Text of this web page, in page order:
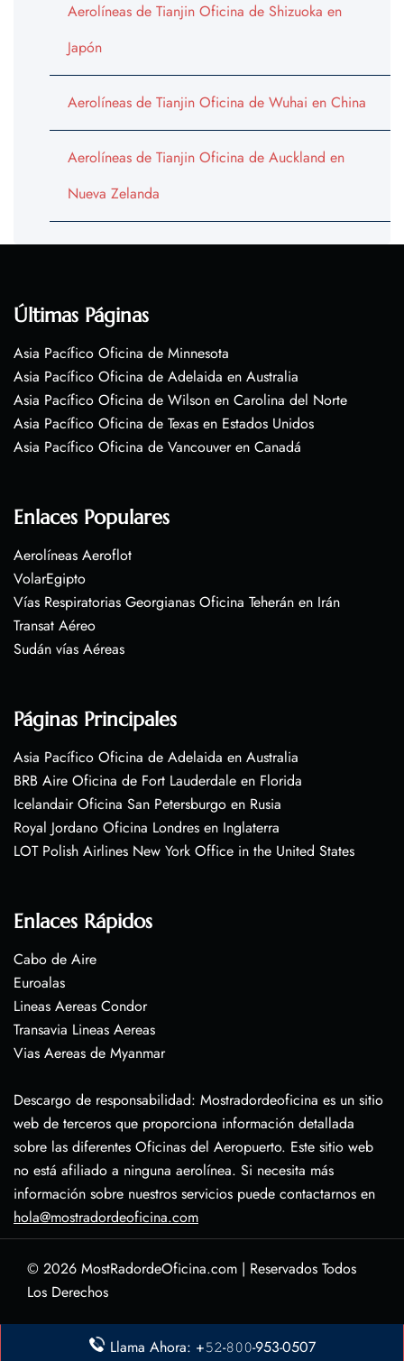
Aerolíneas de Tianjin Oficina de Shizuoka en
Japón
Aerolíneas de Tianjin Oficina de Wuhai en China
Aerolíneas de Tianjin Oficina de Auckland en
Nueva Zelanda
Últimas Páginas
Asia Pacífico Oficina de Minnesota
Asia Pacífico Oficina de Adelaida en Australia
Asia Pacífico Oficina de Wilson en Carolina del Norte
Asia Pacífico Oficina de Texas en Estados Unidos
Asia Pacífico Oficina de Vancouver en Canadá
Enlaces Populares
Aerolíneas Aeroflot
VolarEgipto
Vías Respiratorias Georgianas Oficina Teherán en Irán
Transat Aéreo
Sudán vías Aéreas
Páginas Principales
Asia Pacífico Oficina de Adelaida en Australia
BRB Aire Oficina de Fort Lauderdale en Florida
Icelandair Oficina San Petersburgo en Rusia
Royal Jordano Oficina Londres en Inglaterra
LOT Polish Airlines New York Office in the United States
Enlaces Rápidos
Cabo de Aire
Euroalas
Lineas Aereas Condor
Transavia Lineas Aereas
Vias Aereas de Myanmar
Descargo de responsabilidad: Mostradordeoficina es un sitio
web de terceros que proporciona información detallada
sobre las diferentes Oficinas del Aeropuerto. Este sitio web
no está afiliado a ninguna aerolínea. Si necesita más
información sobre nuestros servicios puede contactarnos en
hola@mostradordeoficina.com
© 2026 MostRadordeOficina.com | Reservados Todos
Los Derechos
Sobre Nosotras
Llama Ahora: +𝟻𝟸-𝟾𝟶𝟶-953-0507